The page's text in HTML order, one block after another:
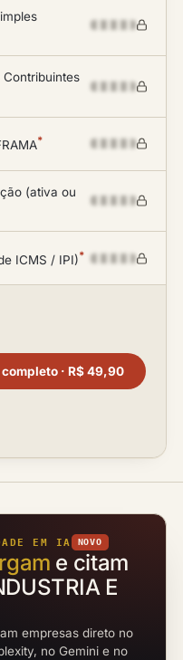
*
(ativa ou
ICMS / IPI)*
· R$ 49,90
EM IA NOVO
e citam
E
empresas direto no
no Gemini e no